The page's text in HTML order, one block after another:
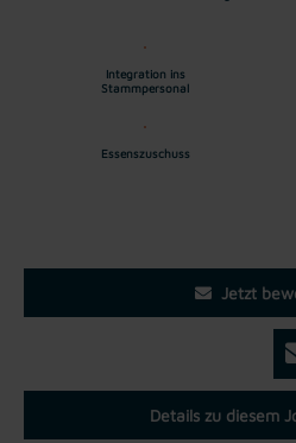
Integration ins
Stammpersonal
Essenszuschuss
Jetzt
Details zu diesem